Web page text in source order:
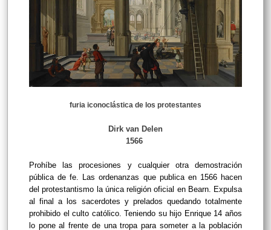
furia iconoclástica de los protestantes
Dirk van Delen
1566
Prohíbe las procesiones y cualquier otra demostración
pública de fe. Las ordenanzas que publica en 1566 hacen
del protestantismo la única religión oficial en Bearn. Expulsa
al final a los sacerdotes y prelados quedando totalmente
prohibido el culto católico. Teniendo su hijo Enrique 14 años
lo pone al frente de una tropa para someter a la población